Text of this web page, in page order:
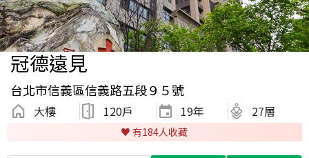
冠德遠見
台北市信義區信義路五段９５號
大樓 120戶 19年 27層
♥️ 有184人收藏